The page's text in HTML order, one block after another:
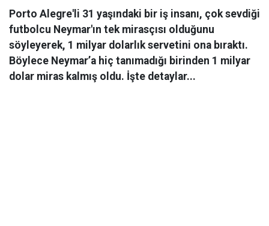
Porto Alegre'li 31 yaşındaki bir iş insanı, çok sevdiği
futbolcu Neymar'ın tek mirasçısı olduğunu
söyleyerek, 1 milyar dolarlık servetini ona bıraktı.
Böylece Neymar’a hiç tanımadığı birinden 1 milyar
dolar miras kalmış oldu. İşte detaylar...